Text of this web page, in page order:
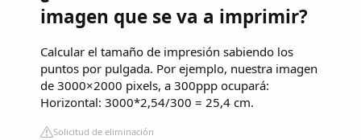
imagen que se va a imprimir?
Calcular el tamaño de impresión sabiendo los
puntos por pulgada. Por ejemplo, nuestra imagen
de 3000×2000 pixels, a 300ppp ocupará:
Horizontal: 3000*2,54/300 = 25,4 cm.
Solicitud de eliminación